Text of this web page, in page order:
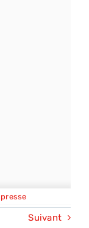
Suivant